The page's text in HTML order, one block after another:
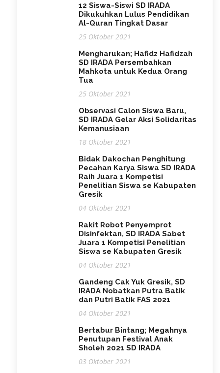
12 Siswa-Siswi SD IRADA
Dikukuhkan Lulus Pendidikan
Al-Quran Tingkat Dasar
25 Oktober 2021
Mengharukan; Hafidz Hafidzah
SD IRADA Persembahkan
Mahkota untuk Kedua Orang
Tua
25 Oktober 2021
Observasi Calon Siswa Baru,
SD IRADA Gelar Aksi Solidaritas
Kemanusiaan
18 Oktober 2021
Bidak Dakochan Penghitung
Pecahan Karya Siswa SD IRADA
Raih Juara 1 Kompetisi
Penelitian Siswa se Kabupaten
Gresik
04 Oktober 2021
Rakit Robot Penyemprot
Disinfektan, SD IRADA Sabet
Juara 1 Kompetisi Penelitian
Siswa se Kabupaten Gresik
04 Oktober 2021
Gandeng Cak Yuk Gresik, SD
IRADA Nobatkan Putra Batik
dan Putri Batik FAS 2021
04 Oktober 2021
Bertabur Bintang; Megahnya
Penutupan Festival Anak
Sholeh 2021 SD IRADA
03 Oktober 2021